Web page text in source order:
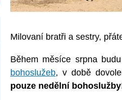
Milovaní bratři a sestry,
Během měsíce srpna budu
bohoslužeb, v době
pouze nedělní